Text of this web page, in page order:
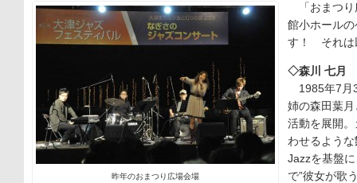
昨年のおまつり広場会場
「おまつり
館小ホール
す！ それは
◇森川 七月
1985年7月
姉の森田葉
活動を展開
わせるよう
Jazzを基盤
で”彼女が歌